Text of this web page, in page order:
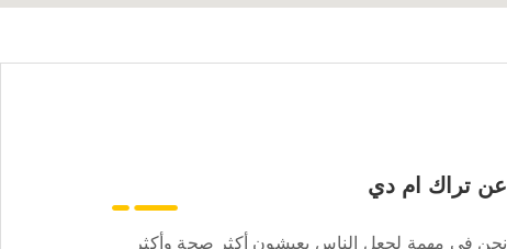
عن تراك ام دي
نحن في مهمة لجعل الناس يعيشون أكثر صحة وأكثر